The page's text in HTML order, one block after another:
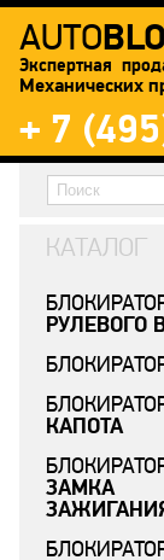
AUTO
Экспертная
Механических
+ 7
КАТАЛОГ
РУЛЕВОГО
КАПОТА
ЗАМКА